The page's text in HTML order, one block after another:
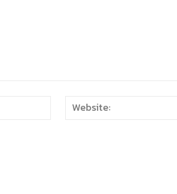
Email: